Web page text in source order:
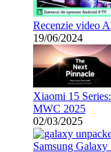
Recenzie video
19/06/2024
Xiaomi 15
MWC 2025
02/03/2025
Samsung